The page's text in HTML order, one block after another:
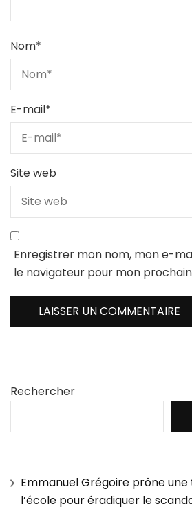
Nom*
E-mail*
Site web
Enregistrer mon nom, mon e-
le navigateur pour mon
Rechercher
Emmanuel Grégoire prône
l’école pour éradiquer le